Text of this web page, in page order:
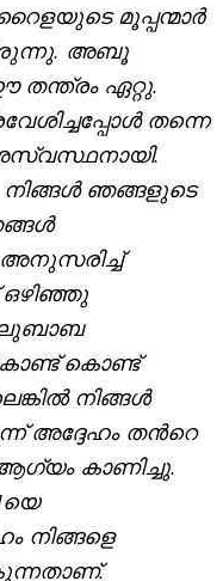
മൂപ്പന്മാർ
അബൂ
ഏറ്റു.
തന്നെ
ഞങ്ങളുടെ
ഒഴിഞ്ഞു
കൊണ്ട്
നിങ്ങൾ
അദ്ദേഹം തന്‍റെ
കാണിച്ചു.
നിങ്ങളെ